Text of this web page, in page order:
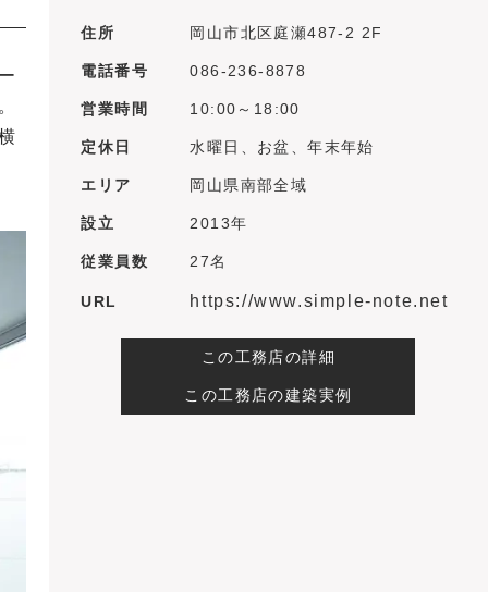
住所 岡山市北区庭瀬487-2 2F
電話番号 086-236-8878
営業時間 10:00～18:00
定休日 水曜日、お盆、年末年始
エリア 岡山県南部全域
設立 2013年
従業員数 27名
URL https://www.simple-note.net
この工務店の詳細
この工務店の建築実例